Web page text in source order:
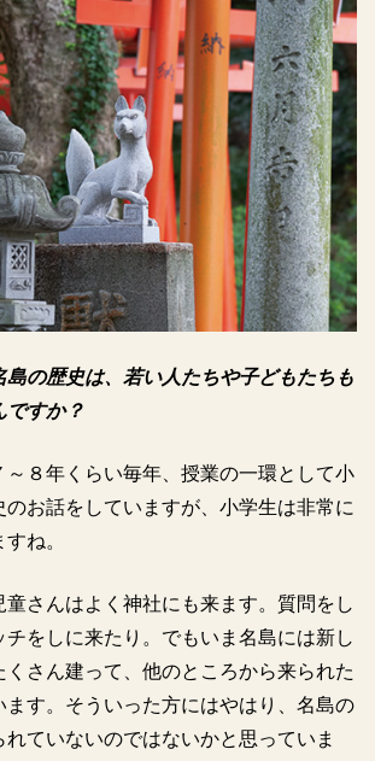
の歴史は、若い人たちや子どもたちも
ですか？
８年くらい毎年、授業の一環として小
お話をしていますが、小学生は非常に
ね。
さんはよく神社にも来ます。質問をし
チをしに来たり。でもいま名島には新し
くさん建って、他のところから来られた
ます。そういった方にはやはり、名島の
ていないのではないかと思っていま